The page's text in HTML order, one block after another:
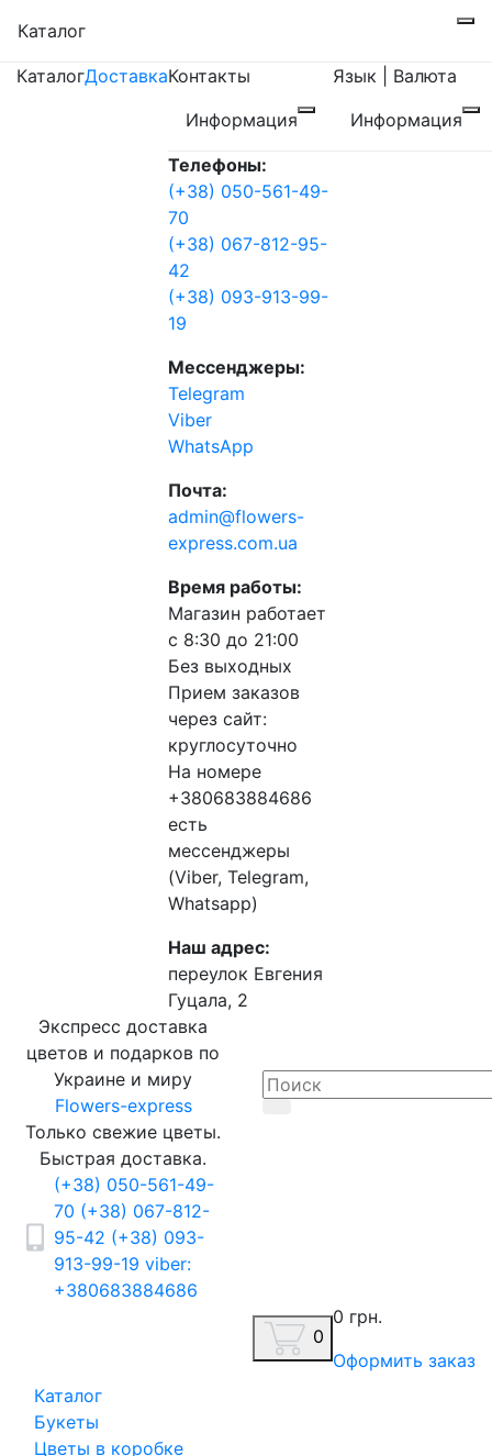
Каталог
КаталогДоставкаКонтакты
Информация
Телефоны:
(+38) 050-561-49-
70
(+38) 067-812-95-
42
(+38) 093-913-99-
19
Мессенджеры:
Telegram
Viber
WhatsApp
Почта:
admin@flowers-
express.com.ua
Время работы:
Магазин работает
с 8:30 до 21:00
Без выходных
Прием заказов
через сайт:
круглосуточно
На номере
+380683884686
есть
мессенджеры
(Viber, Telegram,
Whatsapp)
Наш адрес:
переулок Евгения
Гуцала, 2
Язык | Валюта
Информация
Экспресс доставка
цветов и подарков по
Украине и миру
Flowers-express
Только свежие цветы.
Быстрая доставка.
(+38) 050-561-49-
70 (+38) 067-812-
95-42 (+38) 093-
913-99-19 viber:
+380683884686
0
0 грн.
Оформить заказ
Каталог
Букеты
Цветы в коробке